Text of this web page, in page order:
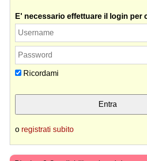
E' necessario effettuare il login per
Ricordami
o registrati subito